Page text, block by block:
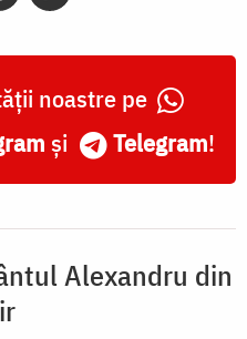
noastre pe
și Telegram!
Alexandru din